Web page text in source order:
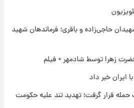
پیش‌بینی مهم از آینده بازار طلا
بارش‌های گسترده با ورود ال‌نینو؛ کدام
حاجی‌زاده و باقری؛ فرماندهان شهید
زهرا توسط شادمهر + فیلم
ایران خبر داد
قرار گرفت؛ تهدید تند علیه حکومت